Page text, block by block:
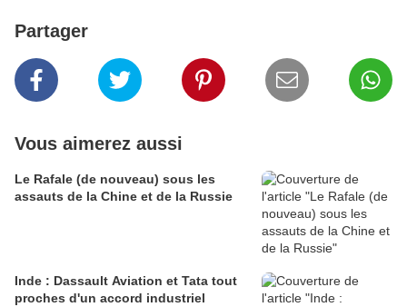
Partager
Vous aimerez aussi
Le Rafale (de nouveau) sous les
assauts de la Chine et de la Russie
Inde : Dassault Aviation et Tata tout
proches d'un accord industriel